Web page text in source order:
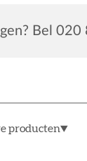
Bel
producten